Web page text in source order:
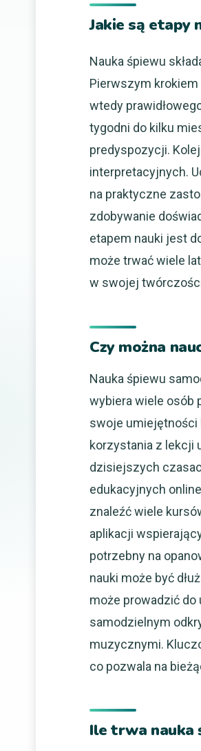
Jakie są etapy
Nauka śpiewu
Pierwszym
wtedy
tygodni do kilku
predyspozycji.
interpretacyjnych.
na praktyczne
zdobywanie
etapem nauki jest
może trwać wiele
w swojej
Czy można
Nauka śpiewu
wybiera wiele osób
swoje umiejętności
korzystania z lekcji
dzisiejszych
edukacyjnych
znaleźć wiele
aplikacji
potrzebny na
nauki może być
może prowadzić do
samodzielnym
muzycznymi.
co pozwala na
Ile trwa nauka